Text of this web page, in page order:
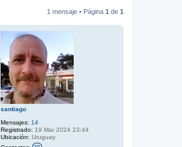
1 mensaje • Página 1 de 1
santiago
Mensajes: 14
Registrado: 19 Mar 2024 23:44
Ubicación: Uruguay